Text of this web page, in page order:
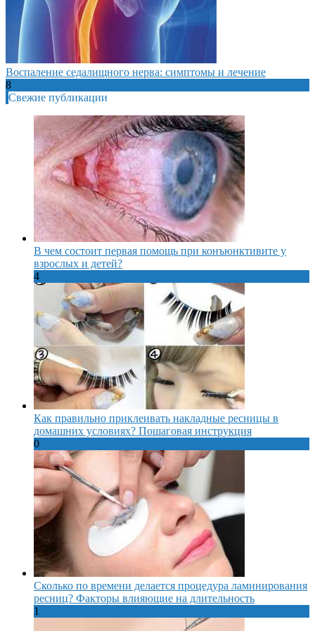
Воспаление седалищного нерва: симптомы и лечение
8
Свежие публикации
В чем состоит первая помощь при конъюнктивите у
взрослых и детей?
4
Как правильно приклеивать накладные ресницы в
домашних условиях? Пошаговая инструкция
0
Сколько по времени делается процедура ламинирования
ресниц? Факторы влияющие на длительность
1